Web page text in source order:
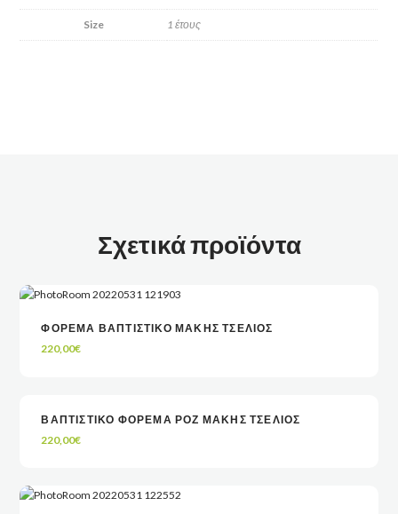
Size 1 έτους
Σχετικά προϊόντα
ΦΟΡΕΜΑ ΒΑΠΤΙΣΤΙΚΟ ΜΑΚΗΣ ΤΣΕΛΙΟΣ
220,00€
ΒΑΠΤΙΣΤΙΚΟ ΦΟΡΕΜΑ ΡΟΖ ΜΑΚΗΣ ΤΣΕΛΙΟΣ
220,00€